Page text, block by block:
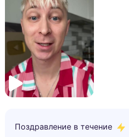
Поздравление в течение